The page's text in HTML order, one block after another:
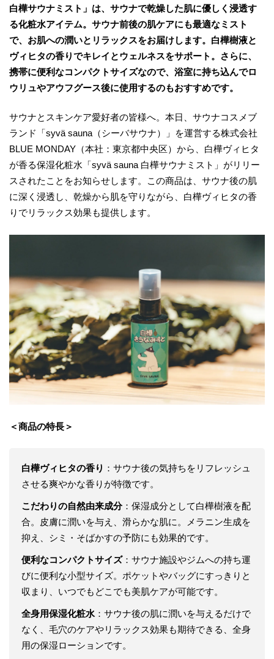
白樺サウナミスト」は、サウナで乾燥した肌に優しく浸透す
る化粧水アイテム。サウナ前後の肌ケアにも最適なミスト
で、お肌への潤いとリラックスをお届けします。白樺樹液と
ヴィヒタの香りでキレイとウェルネスをサポート。さらに、
携帯に便利なコンパクトサイズなので、浴室に持ち込んでロ
ウリュやアウフグース後に使用するのもおすすめです。
サウナとスキンケア愛好者の皆様へ。本日、サウナコスメブ
ランド「syvä sauna（シーバサウナ）」を運営する株式会社
BLUE MONDAY（本社：東京都中央区）から、白樺ヴィヒタ
が香る保湿化粧水「syvä sauna 白樺サウナミスト」がリリー
スされたことをお知らせします。この商品は、サウナ後の肌
に深く浸透し、乾燥から肌を守りながら、白樺ヴィヒタの香
りでリラックス効果も提供します。
＜商品の特長＞
白樺ヴィヒタの香り ：サウナ後の気持ちをリフレッシュ
させる爽やかな香りが特徴です。
こだわりの自然由来成分：保湿成分として白樺樹液を配
合。皮膚に潤いを与え、滑らかな肌に。メラニン生成を
抑え、シミ・そばかすの予防にも効果的です。
便利なコンパクトサイズ：サウナ施設やジムへの持ち運
びに便利な小型サイズ。ポケットやバッグにすっきりと
収まり、いつでもどこでも美肌ケアが可能です。
全身用保湿化粧水 ：サウナ後の肌に潤いを与えるだけで
なく、毛穴のケアやリラックス効果も期待できる、全身
用の保湿ローションです。